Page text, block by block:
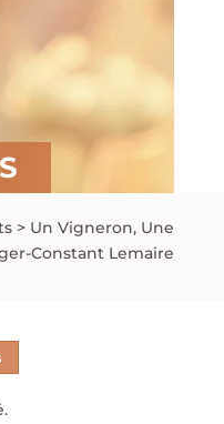
> Un Vigneron, Une
Constant Lemaire